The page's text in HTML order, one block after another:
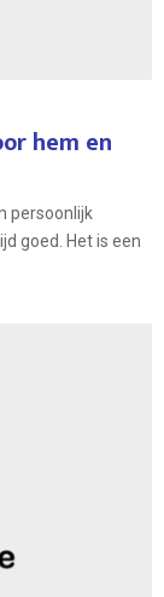
hem en
persoonlijk
goed. Het is een